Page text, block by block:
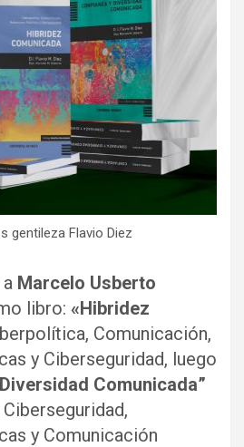
gentileza Flavio Diez
Marcelo Usberto
libro: «Hibridez
Comunicación,
y Ciberseguridad, luego
Comunicada”
y Comunicación